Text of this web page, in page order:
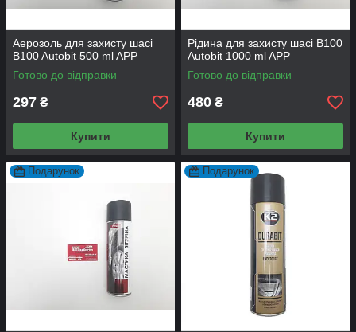
Аерозоль для захисту шасі
B100 Autobit 500 ml APP
Готово до відправки
297 ₴
Купити
Рідина для захисту шасі B100
Autobit 1000 ml APP
Готово до відправки
480 ₴
Купити
Подарунок Подарунок